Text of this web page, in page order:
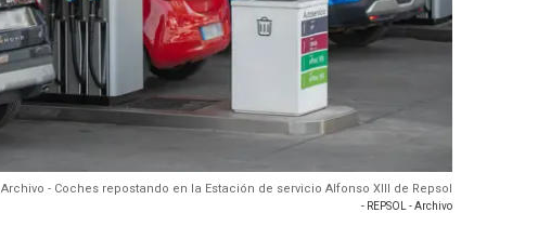
Archivo - Coches repostando en la Estación de servicio Alfonso XIII de Repsol
- REPSOL - Archivo